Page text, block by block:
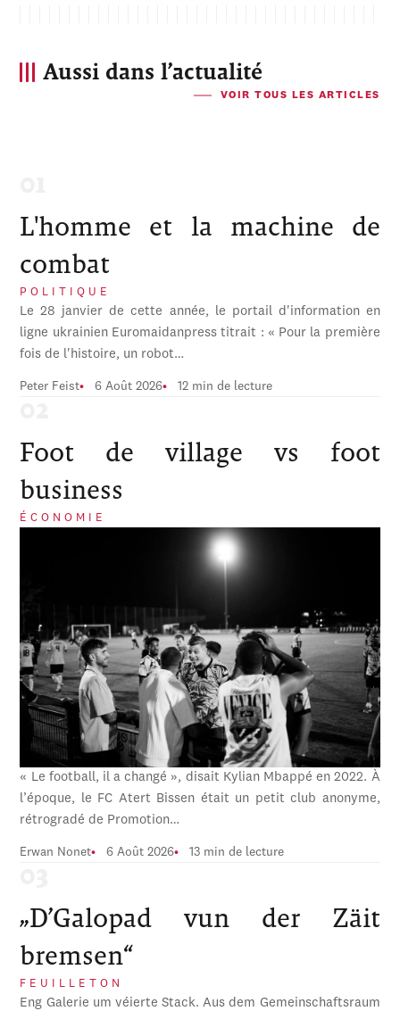
Aussi dans l’actualité
VOIR TOUS LES ARTICLES
L'homme et la machine de
combat
POLITIQUE
Le 28 janvier de cette année, le portail d'information en
ligne ukrainien Euromaidanpress titrait : « Pour la première
fois de l'histoire, un robot…
Peter Feist 6 Août 2026 12 min de lecture
Foot de village vs foot
business
ÉCONOMIE
« Le football, il a changé », disait Kylian Mbappé en 2022. À
l’époque, le FC Atert Bissen était un petit club anonyme,
rétrogradé de Promotion…
Erwan Nonet 6 Août 2026 13 min de lecture
„D’Galopad vun der Zäit
bremsen“
FEUILLETON
Eng Galerie um véierte Stack. Aus dem Gemeinschaftsraum